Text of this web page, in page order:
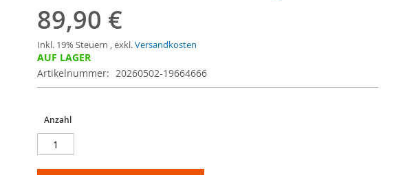
89,90 €
Inkl. 19% Steuern ,exkl.Versandkosten
AUF LAGER
Artikelnummer
20260502-19664666
Anzahl